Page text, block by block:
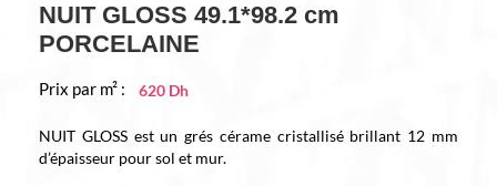
NUIT GLOSS 49.1*98.2 cm
PORCELAINE
Prix par m² : 620 Dh
NUIT GLOSS est un grés cérame cristallisé brillant 12 mm
d’épaisseur pour sol et mur.